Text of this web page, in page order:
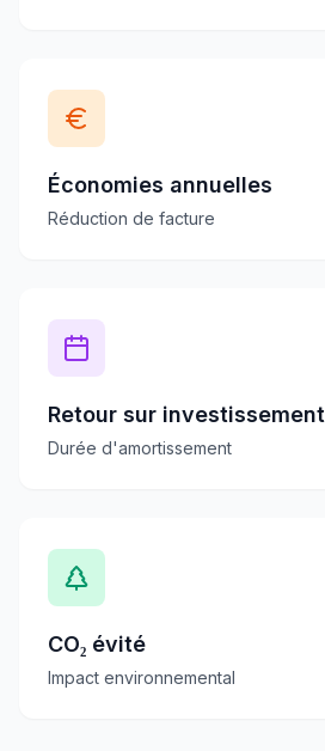
Économies annuelles
Réduction de facture
Retour sur investissement
Durée d'amortissement
CO₂ évité
Impact environnemental